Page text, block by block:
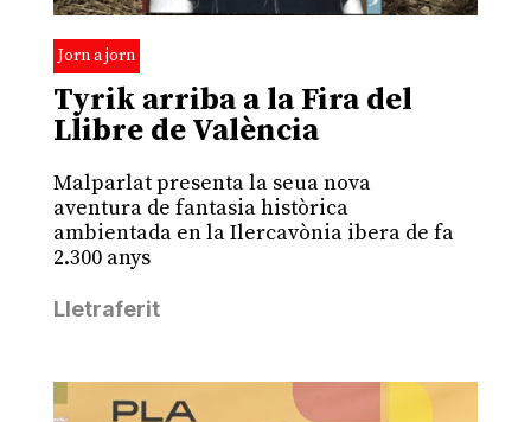
Jorn a jorn
Tyrik arriba a la Fira del
Llibre de València
Malparlat presenta la seua nova
aventura de fantasia històrica
ambientada en la Ilercavònia ibera de fa
2.300 anys
Lletraferit